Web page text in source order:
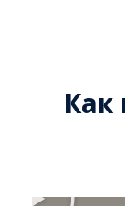
Как